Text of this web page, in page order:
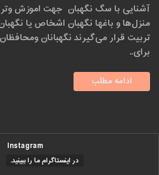
آشنایی با سگ نگهبان جهت اموزش
منزل‌ها و باغها نگهبان اشخاص یا
تربیت قرار می‌گیرند نگهبانان
برای..
ادامه مطلب
Instagram
در اینستاگرام ما را ببینید.